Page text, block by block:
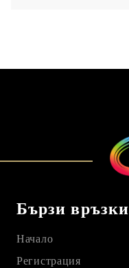
Бързи връзки
Начало
Регистрация